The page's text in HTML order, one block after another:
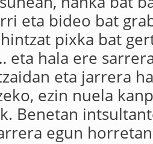
eta bideo bat
pixka bat
eta hala ere
eta jarrera
ezin nuela
Benetan
egun